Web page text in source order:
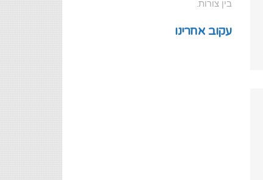
בין צורות.
עקוב אחרינו